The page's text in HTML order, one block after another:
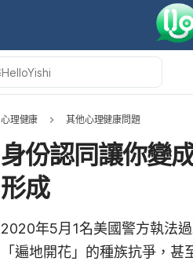
心理健康 其他心理健康問題
身份認同讓你變
形成
2020年5月1名美國警方執法
「遍地開花」的種族抗爭，甚